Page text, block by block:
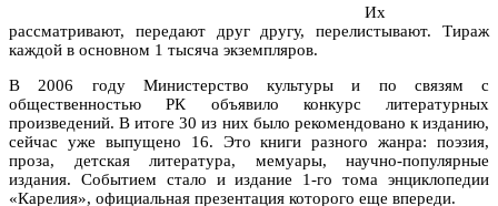
Их
рассматривают, передают друг другу, перелистывают. Тираж
каждой в основном 1 тысяча экземпляров.
В 2006 году Министерство культуры и по связям с
общественностью РК объявило конкурс литературных
произведений. В итоге 30 из них было рекомендовано к изданию,
сейчас уже выпущено 16. Это книги разного жанра: поэзия,
проза, детская литература, мемуары, научно-популярные
издания. Событием стало и издание 1-го тома энциклопедии
«Карелия», официальная презентация которого еще впереди.